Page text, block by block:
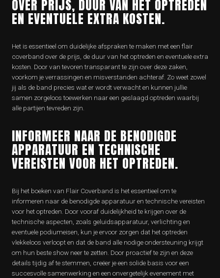
OVER PRIJS, DUUR VAN HET OPTREDEN
EN EVENTUELE EXTRA KOSTEN.
Het is essentieel om duidelijke afspraken te maken met een flair
coverband over de prijs, de duur van het optreden en eventuele extra
kosten. Door van tevoren transparant te zijn over deze zaken,
voorkom je verrassingen en misverstanden achteraf. Zo weet zowel
jij als de band precies wat er wordt verwacht en kunnen jullie
samen zorgeloos toewerken naar een geslaagd optreden waarbij
alle partijen tevreden zijn.
INFORMEER NAAR DE BENODIGDE
APPARATUUR EN TECHNISCHE
VEREISTEN VOOR HET OPTREDEN.
Bij het boeken van Flair Coverband is het essentieel om te
informeren naar de benodigde apparatuur en technische vereisten
voor het optreden. Door vooraf duidelijkheid te krijgen over de
technische aspecten, zoals geluidsapparatuur, verlichting en
eventuele podiumeisen, kun je ervoor zorgen dat het optreden
vlekkeloos verloopt en dat de band alle nodige ondersteuning krijgt
om hun beste show neer te zetten. Door proactief te zijn en deze
details tijdig af te stemmen, creëer je een solide basis voor een
succesvolle samenwerking en een onvergetelijk evenement met